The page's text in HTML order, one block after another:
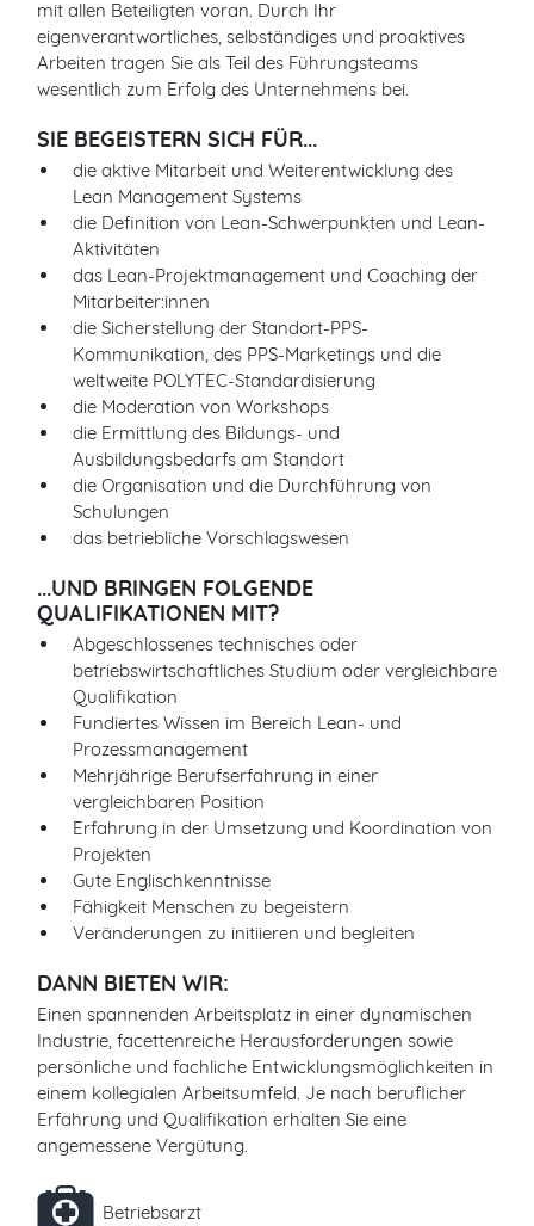
mit allen Beteiligten voran. Durch Ihr
eigenverantwortliches, selbständiges und proaktives
Arbeiten tragen Sie als Teil des Führungsteams
wesentlich zum Erfolg des Unternehmens bei.
SIE BEGEISTERN SICH FÜR...
die aktive Mitarbeit und Weiterentwicklung des
Lean Management Systems
die Definition von Lean-Schwerpunkten und Lean-
Aktivitäten
das Lean-Projektmanagement und Coaching der
Mitarbeiter:innen
die Sicherstellung der Standort-PPS-
Kommunikation, des PPS-Marketings und die
weltweite POLYTEC-Standardisierung
die Moderation von Workshops
die Ermittlung des Bildungs- und
Ausbildungsbedarfs am Standort
die Organisation und die Durchführung von
Schulungen
das betriebliche Vorschlagswesen
...UND BRINGEN FOLGENDE
QUALIFIKATIONEN MIT?
Abgeschlossenes technisches oder
betriebswirtschaftliches Studium oder vergleichbare
Qualifikation
Fundiertes Wissen im Bereich Lean- und
Prozessmanagement
Mehrjährige Berufserfahrung in einer
vergleichbaren Position
Erfahrung in der Umsetzung und Koordination von
Projekten
Gute Englischkenntnisse
Fähigkeit Menschen zu begeistern
Veränderungen zu initiieren und begleiten
DANN BIETEN WIR:
Einen spannenden Arbeitsplatz in einer dynamischen
Industrie, facettenreiche Herausforderungen sowie
persönliche und fachliche Entwicklungsmöglichkeiten in
einem kollegialen Arbeitsumfeld. Je nach beruflicher
Erfahrung und Qualifikation erhalten Sie eine
angemessene Vergütung.
Betriebsarzt